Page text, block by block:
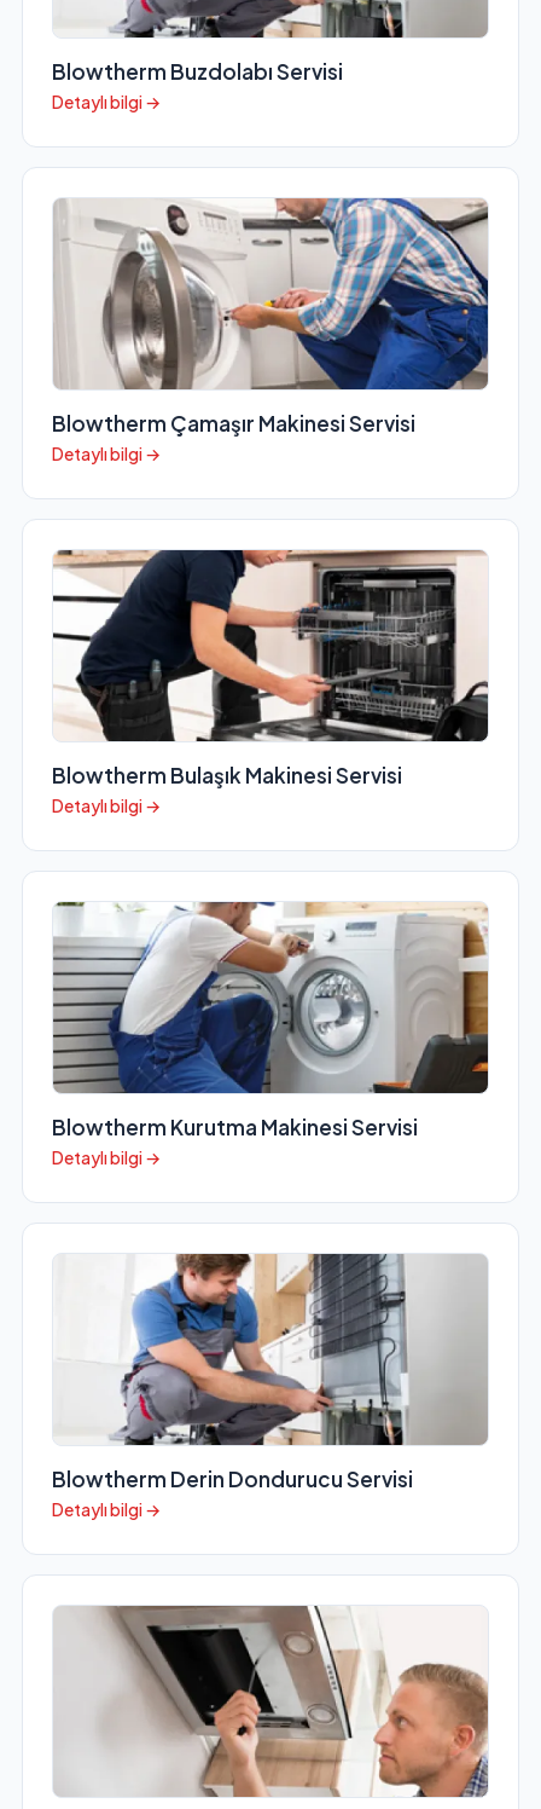
Blowtherm Buzdolabı Servisi
Detaylı bilgi →
Blowtherm Çamaşır Makinesi Servisi
Detaylı bilgi →
Blowtherm Bulaşık Makinesi Servisi
Detaylı bilgi →
Blowtherm Kurutma Makinesi Servisi
Detaylı bilgi →
Blowtherm Derin Dondurucu Servisi
Detaylı bilgi →